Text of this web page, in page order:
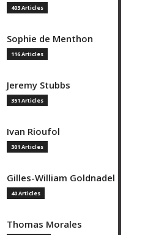
403 Articles
Sophie de Menthon
116 Articles
Jeremy Stubbs
351 Articles
Ivan Rioufol
301 Articles
Gilles-William Goldnadel
40 Articles
Thomas Morales